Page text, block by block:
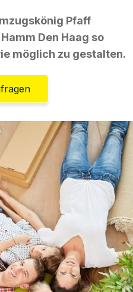
Pfaff
Den Haag so
möglich zu gestalten.